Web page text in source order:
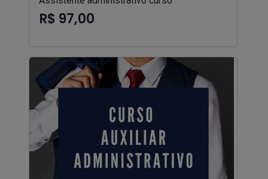
R$ 97,00